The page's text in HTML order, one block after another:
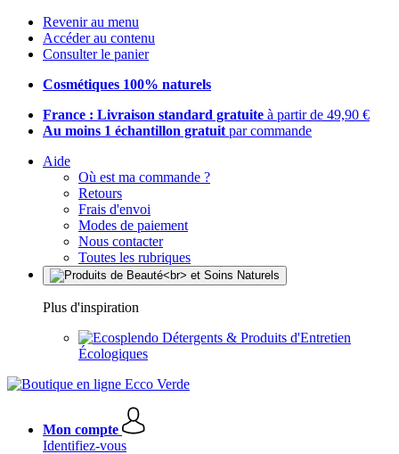
Revenir au menu
Accéder au contenu
Consulter le panier
Cosmétiques 100% naturels
France : Livraison standard gratuite à partir de 49,90 €
Au moins 1 échantillon gratuit par commande
Aide
Où est ma commande ?
Retours
Frais d'envoi
Modes de paiement
Nous contacter
Toutes les rubriques
Plus d'inspiration
Détergents & Produits d'Entretien
Écologiques
Mon compte
Identifiez-vous